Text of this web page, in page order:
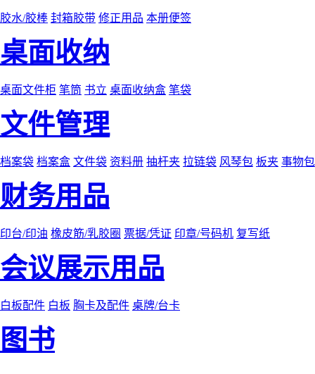
胶水/胶棒 封箱胶带 修正用品 本册便签
桌面收纳
桌面文件柜 笔筒 书立 桌面收纳盒 笔袋
文件管理
档案袋 档案盒 文件袋 资料册 抽杆夹 拉链袋 风琴包 板夹 事物包
财务用品
印台/印油 橡皮筋/乳胶圈 票据/凭证 印章/号码机 复写纸
会议展示用品
白板配件 白板 胸卡及配件 桌牌/台卡
图书